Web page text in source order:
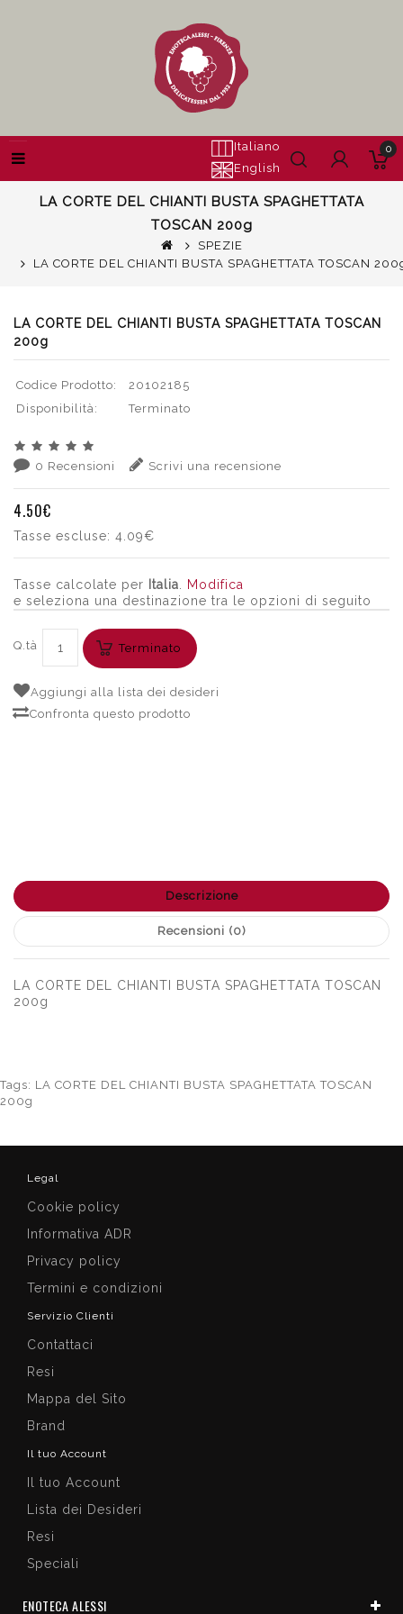
Italiano
English
0
LA CORTE DEL CHIANTI BUSTA SPAGHETTATA
TOSCAN 200g
SPEZIE
LA CORTE DEL CHIANTI BUSTA SPAGHETTATA TOSCAN
LA CORTE DEL CHIANTI BUSTA SPAGHETTATA TOSCAN
200g
Codice Prodotto:
20102185
Disponibilità:
Terminato
0 Recensioni Scrivi una recensione
4.50€
Tasse escluse: 4.09€
Tasse calcolate per Italia
Modifica
e seleziona una destinazione tra le opzioni di seguito
Q.tà Terminato
Aggiungi alla lista dei desideri
Confronta questo prodotto
Descrizione
Recensioni (0)
LA CORTE DEL CHIANTI BUSTA SPAGHETTATA TOSCAN
200g
Tags: LA CORTE DEL CHIANTI BUSTA SPAGHETTATA TOSCAN
200g
Legal
Cookie policy
Informativa ADR
Privacy policy
Termini e condizioni
Servizio Clienti
Contattaci
Resi
Mappa del Sito
Brand
Il tuo Account
Il tuo Account
Lista dei Desideri
Resi
Speciali
ENOTECA ALESSI